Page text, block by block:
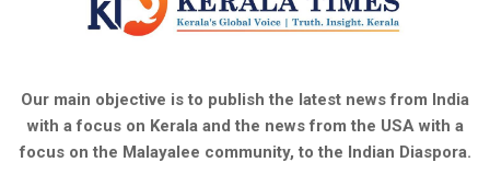
Our main objective is to publish the latest news from India
with a focus on Kerala and the news from the USA with a
focus on the Malayalee community, to the Indian Diaspora.